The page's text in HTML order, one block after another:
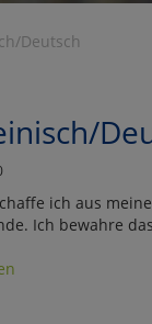
Deutsch
ich aus
Ich bewahre